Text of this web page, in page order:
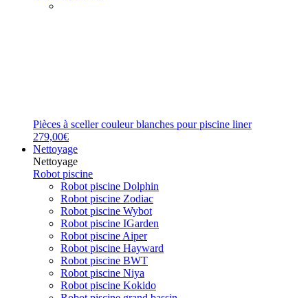
Pièces à sceller couleur blanches pour piscine liner
279,00€
Nettoyage
Nettoyage
Robot piscine
Robot piscine Dolphin
Robot piscine Zodiac
Robot piscine Wybot
Robot piscine IGarden
Robot piscine Aiper
Robot piscine Hayward
Robot piscine BWT
Robot piscine Niya
Robot piscine Kokido